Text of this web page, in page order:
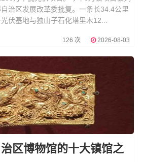
治区发展改革委批复。一条长34.4公里
伏基地与独山子石化塔里木12...
126 次 2026-08-03
区博物馆的十大镇馆之